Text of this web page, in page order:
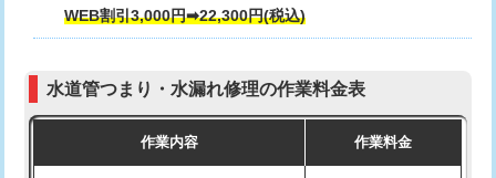
コンクリート斫り（厚さ10㎝まで）
モルタル補修（厚さ10㎝超え） 38,500円
交換・取付（タンク）
式）)
式・ワンホール）)
WEB割引3,000円➡22,300円(税込)
水道管つまり・水漏れ修理の作業料金表
作業内容 作業料金